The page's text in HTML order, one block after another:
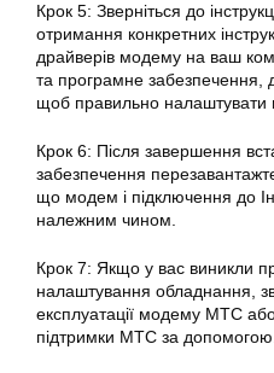
Крок 5: Зверніться до
отримання конкретних
драйверів модему на ваш
та програмне забезпечення,
щоб правильно налаштувати
Крок 6: Після завершення
забезпечення
що модем і підключення до
належним чином.
Крок 7: Якщо у вас виникли
налаштування обладнання,
експлуатації модему МТС
підтримки МТС за допомогою.